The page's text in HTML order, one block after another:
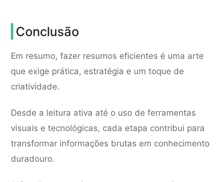
Conclusão
Em resumo, fazer resumos eficientes é uma arte
que exige prática, estratégia e um toque de
criatividade.
Desde a leitura ativa até o uso de ferramentas
visuais e tecnológicas, cada etapa contribui para
transformar informações brutas em conhecimento
duradouro.